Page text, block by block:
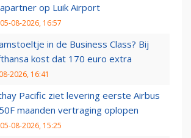
op Luik Airport
05-08-2026, 16:57
in de Business Class? Bij
kost dat 170 euro extra
2026, 16:41
Pacific ziet levering eerste Airbus
maanden vertraging oplopen
05-08-2026, 15:25